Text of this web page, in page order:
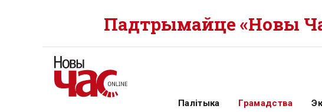
Падтрымайце «Новы
Палітыка Грамадства